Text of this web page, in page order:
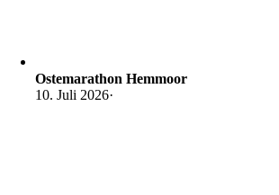
Ostemarathon Hemmoor
10. Juli 2026·